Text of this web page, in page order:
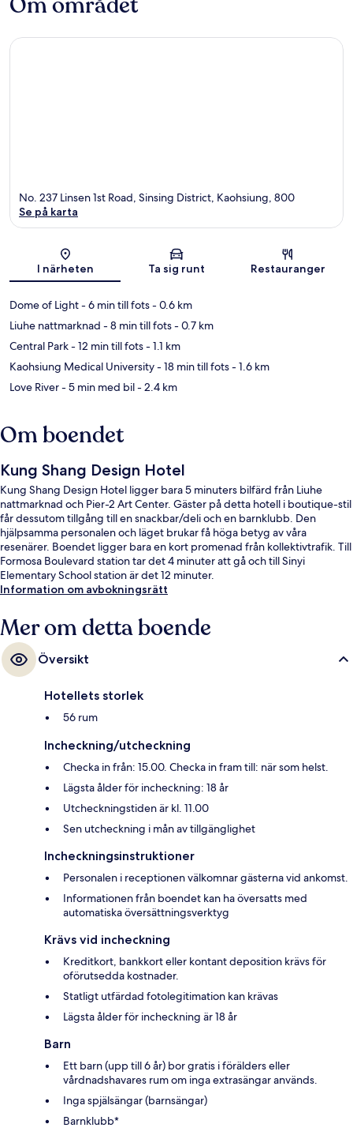
Karta
No. 237 Linsen 1st Road, Sinsing District, Kaohsiung, 800
Se på karta
I närheten Ta sig runt Restauranger
Dome of Light- 6 min till fots- 0.6 km
Liuhe nattmarknad - 8 min till fots- 0.7 km
Central Park- 12 min till fots- 1.1 km
Kaohsiung Medical University- 18 min till fots- 1.6 km
Love River- 5 min med bil- 2.4 km
Om boendet
Kung Shang Design Hotel
Kung Shang Design Hotel ligger bara 5 minuters bilfärd från Liuhe
nattmarknad och Pier-2 Art Center. Gäster på detta hotell i boutique-stil
får dessutom tillgång till en snackbar/deli och en barnklubb. Den
hjälpsamma personalen och läget brukar få höga betyg av våra
resenärer. Boendet ligger bara en kort promenad från kollektivtrafik. Till
Formosa Boulevard station tar det 4 minuter att gå och till Sinyi
Elementary School station är det 12 minuter.
Information om avbokningsrätt
Mer om detta boende
Översikt
Hotellets storlek
56 rum
Incheckning/utcheckning
Checka in från: 15.00. Checka in fram till: när som helst.
Lägsta ålder för incheckning: 18 år
Utcheckningstiden är kl. 11.00
Sen utcheckning i mån av tillgänglighet
Incheckningsinstruktioner
Personalen i receptionen välkomnar gästerna vid ankomst.
Informationen från boendet kan ha översatts med
automatiska översättningsverktyg
Krävs vid incheckning
Kreditkort, bankkort eller kontant deposition krävs för
oförutsedda kostnader.
Statligt utfärdad fotolegitimation kan krävas
Lägsta ålder för incheckning är 18 år
Barn
Ett barn (upp till 6 år) bor gratis i förälders eller
vårdnadshavares rum om inga extrasängar används.
Inga spjälsängar (barnsängar)
Barnklubb*